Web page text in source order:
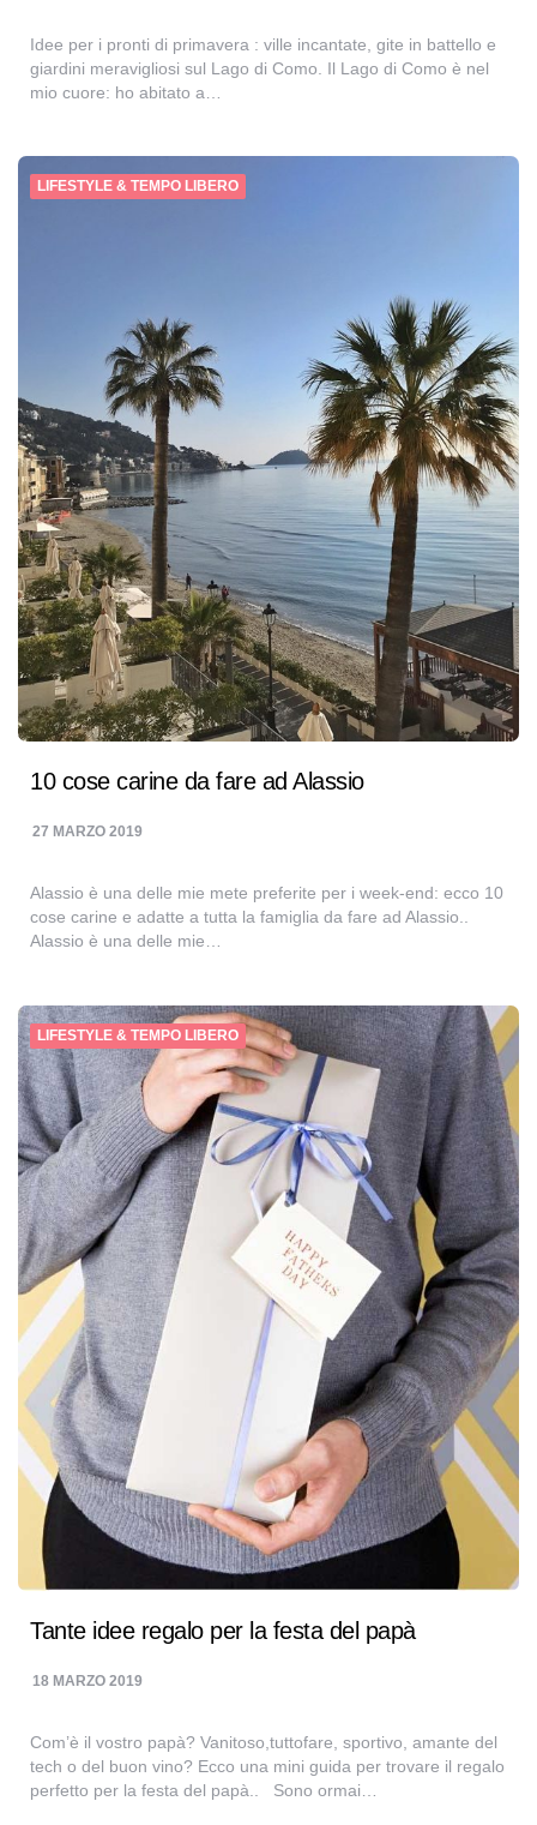
Idee per i pronti di primavera : ville incantate, gite in battello e
giardini meravigliosi sul Lago di Como. Il Lago di Como è nel
mio cuore: ho abitato a…
LIFESTYLE & TEMPO LIBERO
10 cose carine da fare ad Alassio
27 MARZO 2019
Alassio è una delle mie mete preferite per i week-end: ecco 10
cose carine e adatte a tutta la famiglia da fare ad Alassio..
Alassio è una delle mie…
LIFESTYLE & TEMPO LIBERO
Tante idee regalo per la festa del papà
18 MARZO 2019
Com’è il vostro papà? Vanitoso,tuttofare, sportivo, amante del
tech o del buon vino? Ecco una mini guida per trovare il regalo
perfetto per la festa del papà.. Sono ormai…